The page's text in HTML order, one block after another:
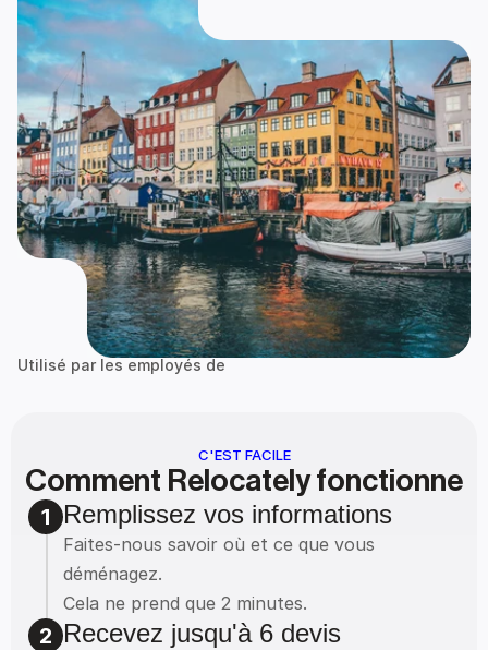
Utilisé par les employés de
C'EST FACILE
Comment Relocately fonctionne
1 Remplissez vos informations
Faites-nous savoir où et ce que vous
déménagez.
Cela ne prend que 2 minutes.
2 Recevez jusqu'à 6 devis